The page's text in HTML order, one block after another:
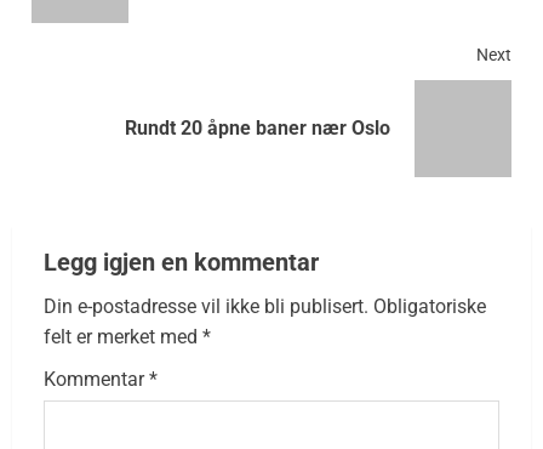
Next
Rundt 20 åpne baner nær Oslo
Legg igjen en kommentar
Din e-postadresse vil ikke bli publisert. Obligatoriske
felt er merket med *
Kommentar*